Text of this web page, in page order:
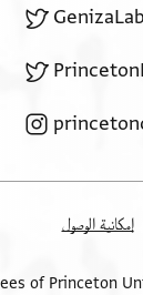
GenizaLab
إمكانية الوصول